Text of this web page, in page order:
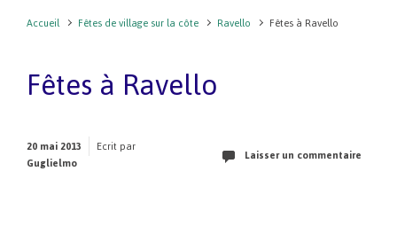
Accueil Fêtes de village sur la côte Ravello Fêtes à Ravello
Fêtes à Ravello
20 mai 2013
Ecrit par
Guglielmo
Laisser un commentaire